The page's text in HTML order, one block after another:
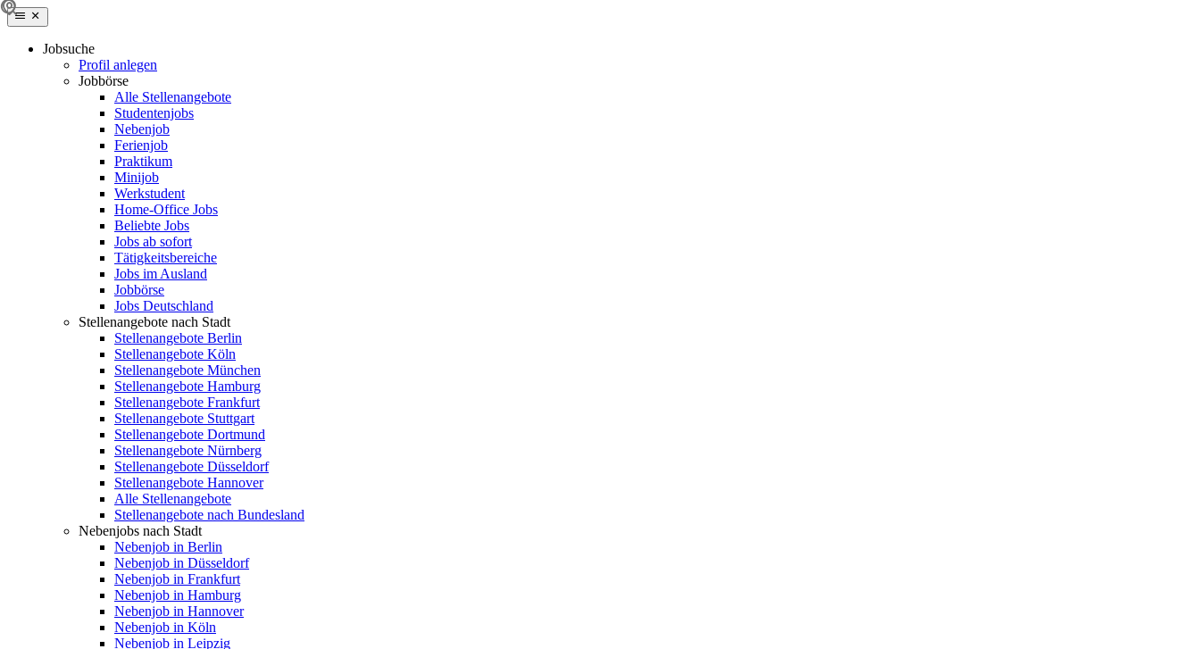
Jobsuche
Profil anlegen
Jobbörse
Alle Stellenangebote
Studentenjobs
Nebenjob
Ferienjob
Praktikum
Minijob
Werkstudent
Home-Office Jobs
Beliebte Jobs
Jobs ab sofort
Tätigkeitsbereiche
Jobs im Ausland
Jobbörse
Jobs Deutschland
Stellenangebote nach Stadt
Stellenangebote Berlin
Stellenangebote Köln
Stellenangebote München
Stellenangebote Hamburg
Stellenangebote Frankfurt
Stellenangebote Stuttgart
Stellenangebote Dortmund
Stellenangebote Nürnberg
Stellenangebote Düsseldorf
Stellenangebote Hannover
Alle Stellenangebote
Stellenangebote nach Bundesland
Nebenjobs nach Stadt
Nebenjob in Berlin
Nebenjob in Düsseldorf
Nebenjob in Frankfurt
Nebenjob in Hamburg
Nebenjob in Hannover
Nebenjob in Köln
Nebenjob in Leipzig